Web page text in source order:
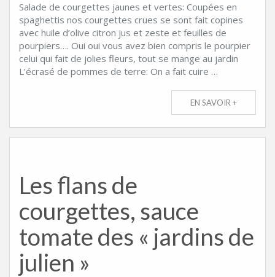
Salade de courgettes jaunes et vertes: Coupées en
spaghettis nos courgettes crues se sont fait copines
avec huile d’olive citron jus et zeste et feuilles de
pourpiers…. Oui oui vous avez bien compris le pourpier
celui qui fait de jolies fleurs, tout se mange au jardin
L’écrasé de pommes de terre: On a fait cuire …
EN SAVOIR +
Les flans de
courgettes, sauce
tomate des « jardins de
julien »